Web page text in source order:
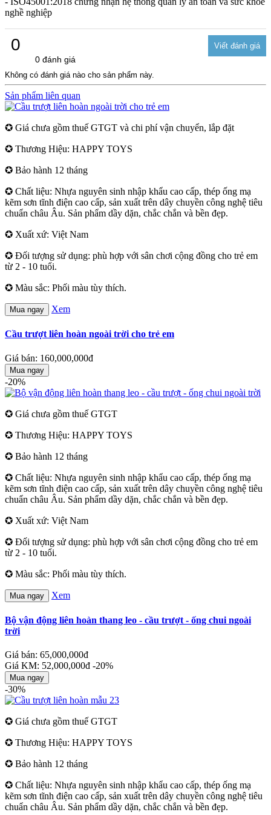
nghề nghiệp
0
0 đánh giá
Không có đánh giá nào cho sản phẩm này.
Sản phẩm liên quan
✪ Giá chưa gồm thuế GTGT và chi phí vận chuyển, lắp đặt
✪ Thương Hiệu: HAPPY TOYS
✪ Bảo hành 12 tháng
✪ Chất liệu: Nhựa nguyên sinh nhập khẩu cao cấp, thép ống mạ
kẽm sơn tĩnh điện cao cấp, sản xuất trên dây chuyền công nghệ tiêu
chuẩn châu Âu. Sản phẩm dầy dặn, chắc chắn và bền đẹp.
✪ Xuất xứ: Việt Nam
✪ Đối tượng sử dụng: phù hợp với sân chơi cộng đồng cho trẻ em
từ 2 - 10 tuổi.
✪ Màu sắc: Phối màu tùy thích.
Mua ngay Xem
Cầu trượt liên hoàn ngoài trời cho trẻ em
Giá bán: 160,000,000đ
Mua ngay
-20%
✪ Giá chưa gồm thuế GTGT
✪ Thương Hiệu: HAPPY TOYS
✪ Bảo hành 12 tháng
✪ Chất liệu: Nhựa nguyên sinh nhập khẩu cao cấp, thép ống mạ
kẽm sơn tĩnh điện cao cấp, sản xuất trên dây chuyền công nghệ tiêu
chuẩn châu Âu. Sản phẩm dầy dặn, chắc chắn và bền đẹp.
✪ Xuất xứ: Việt Nam
✪ Đối tượng sử dụng: phù hợp với sân chơi cộng đồng cho trẻ em
từ 2 - 10 tuổi.
✪ Màu sắc: Phối màu tùy thích.
Mua ngay Xem
Bộ vận động liên hoàn thang leo - cầu trượt - ống chui ngoài
trời
Giá bán: 65,000,000đ
Giá KM: 52,000,000đ -20%
Mua ngay
-30%
✪ Giá chưa gồm thuế GTGT
✪ Thương Hiệu: HAPPY TOYS
✪ Bảo hành 12 tháng
✪ Chất liệu: Nhựa nguyên sinh nhập khẩu cao cấp, thép ống mạ
kẽm sơn tĩnh điện cao cấp, sản xuất trên dây chuyền công nghệ tiêu
chuẩn châu Âu. Sản phẩm dầy dặn, chắc chắn và bền đẹp.